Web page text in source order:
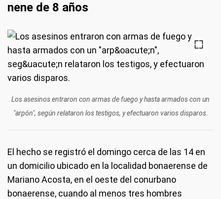
nene de 8 años
Los asesinos entraron con armas de fuego y hasta armados con un
"arpón", según relataron los testigos, y efectuaron varios disparos.
El hecho se registró el domingo cerca de las 14 en
un domicilio ubicado en la localidad bonaerense de
Mariano Acosta, en el oeste del conurbano
bonaerense, cuando al menos tres hombres